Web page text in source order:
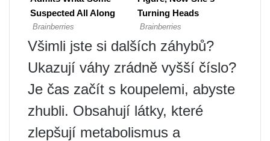
Všimli jste si dalších záhybů?
Ukazují váhy zrádně vyšší číslo?
Je čas začít s koupelemi, abyste
zhubli. Obsahují látky, které
zlepšují metabolismus a